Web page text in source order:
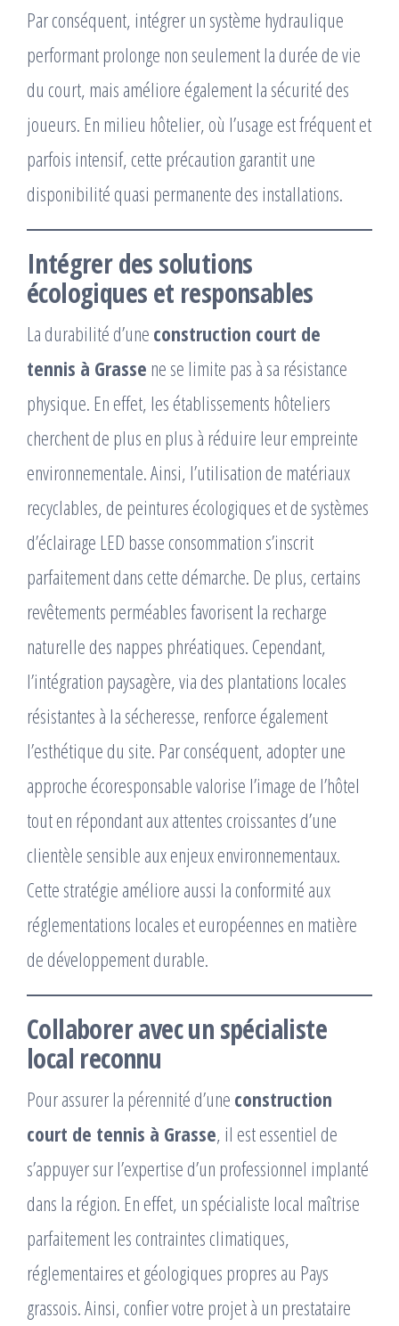
Par conséquent, intégrer un système hydraulique
performant prolonge non seulement la durée de vie
du court, mais améliore également la sécurité des
joueurs. En milieu hôtelier, où l’usage est fréquent et
parfois intensif, cette précaution garantit une
disponibilité quasi permanente des installations.
Intégrer des solutions
écologiques et responsables
La durabilité d’une construction court de
tennis à Grasse ne se limite pas à sa résistance
physique. En effet, les établissements hôteliers
cherchent de plus en plus à réduire leur empreinte
environnementale. Ainsi, l’utilisation de matériaux
recyclables, de peintures écologiques et de systèmes
d’éclairage LED basse consommation s’inscrit
parfaitement dans cette démarche. De plus, certains
revêtements perméables favorisent la recharge
naturelle des nappes phréatiques. Cependant,
l’intégration paysagère, via des plantations locales
résistantes à la sécheresse, renforce également
l’esthétique du site. Par conséquent, adopter une
approche écoresponsable valorise l’image de l’hôtel
tout en répondant aux attentes croissantes d’une
clientèle sensible aux enjeux environnementaux.
Cette stratégie améliore aussi la conformité aux
réglementations locales et européennes en matière
de développement durable.
Collaborer avec un spécialiste
local reconnu
Pour assurer la pérennité d’une construction
court de tennis à Grasse, il est essentiel de
s’appuyer sur l’expertise d’un professionnel implanté
dans la région. En effet, un spécialiste local maîtrise
parfaitement les contraintes climatiques,
réglementaires et géologiques propres au Pays
grassois. Ainsi, confier votre projet à un prestataire